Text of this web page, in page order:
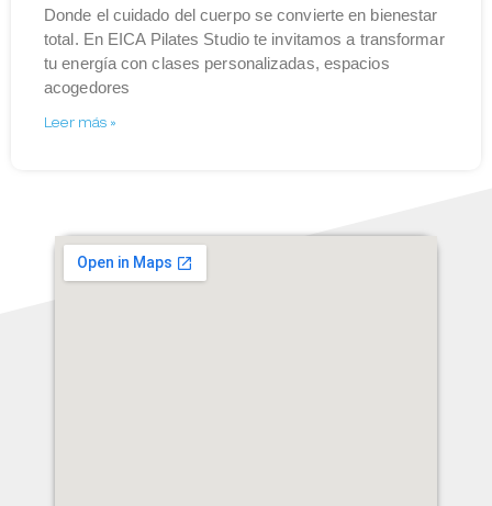
Donde el cuidado del cuerpo se convierte en bienestar
total. En EICA Pilates Studio te invitamos a transformar
tu energía con clases personalizadas, espacios
acogedores
Leer más »